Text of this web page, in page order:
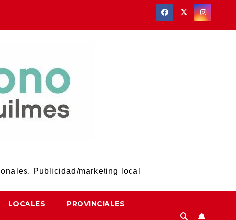
Publicidad/marketing local
LOCALES PROVINCIALES